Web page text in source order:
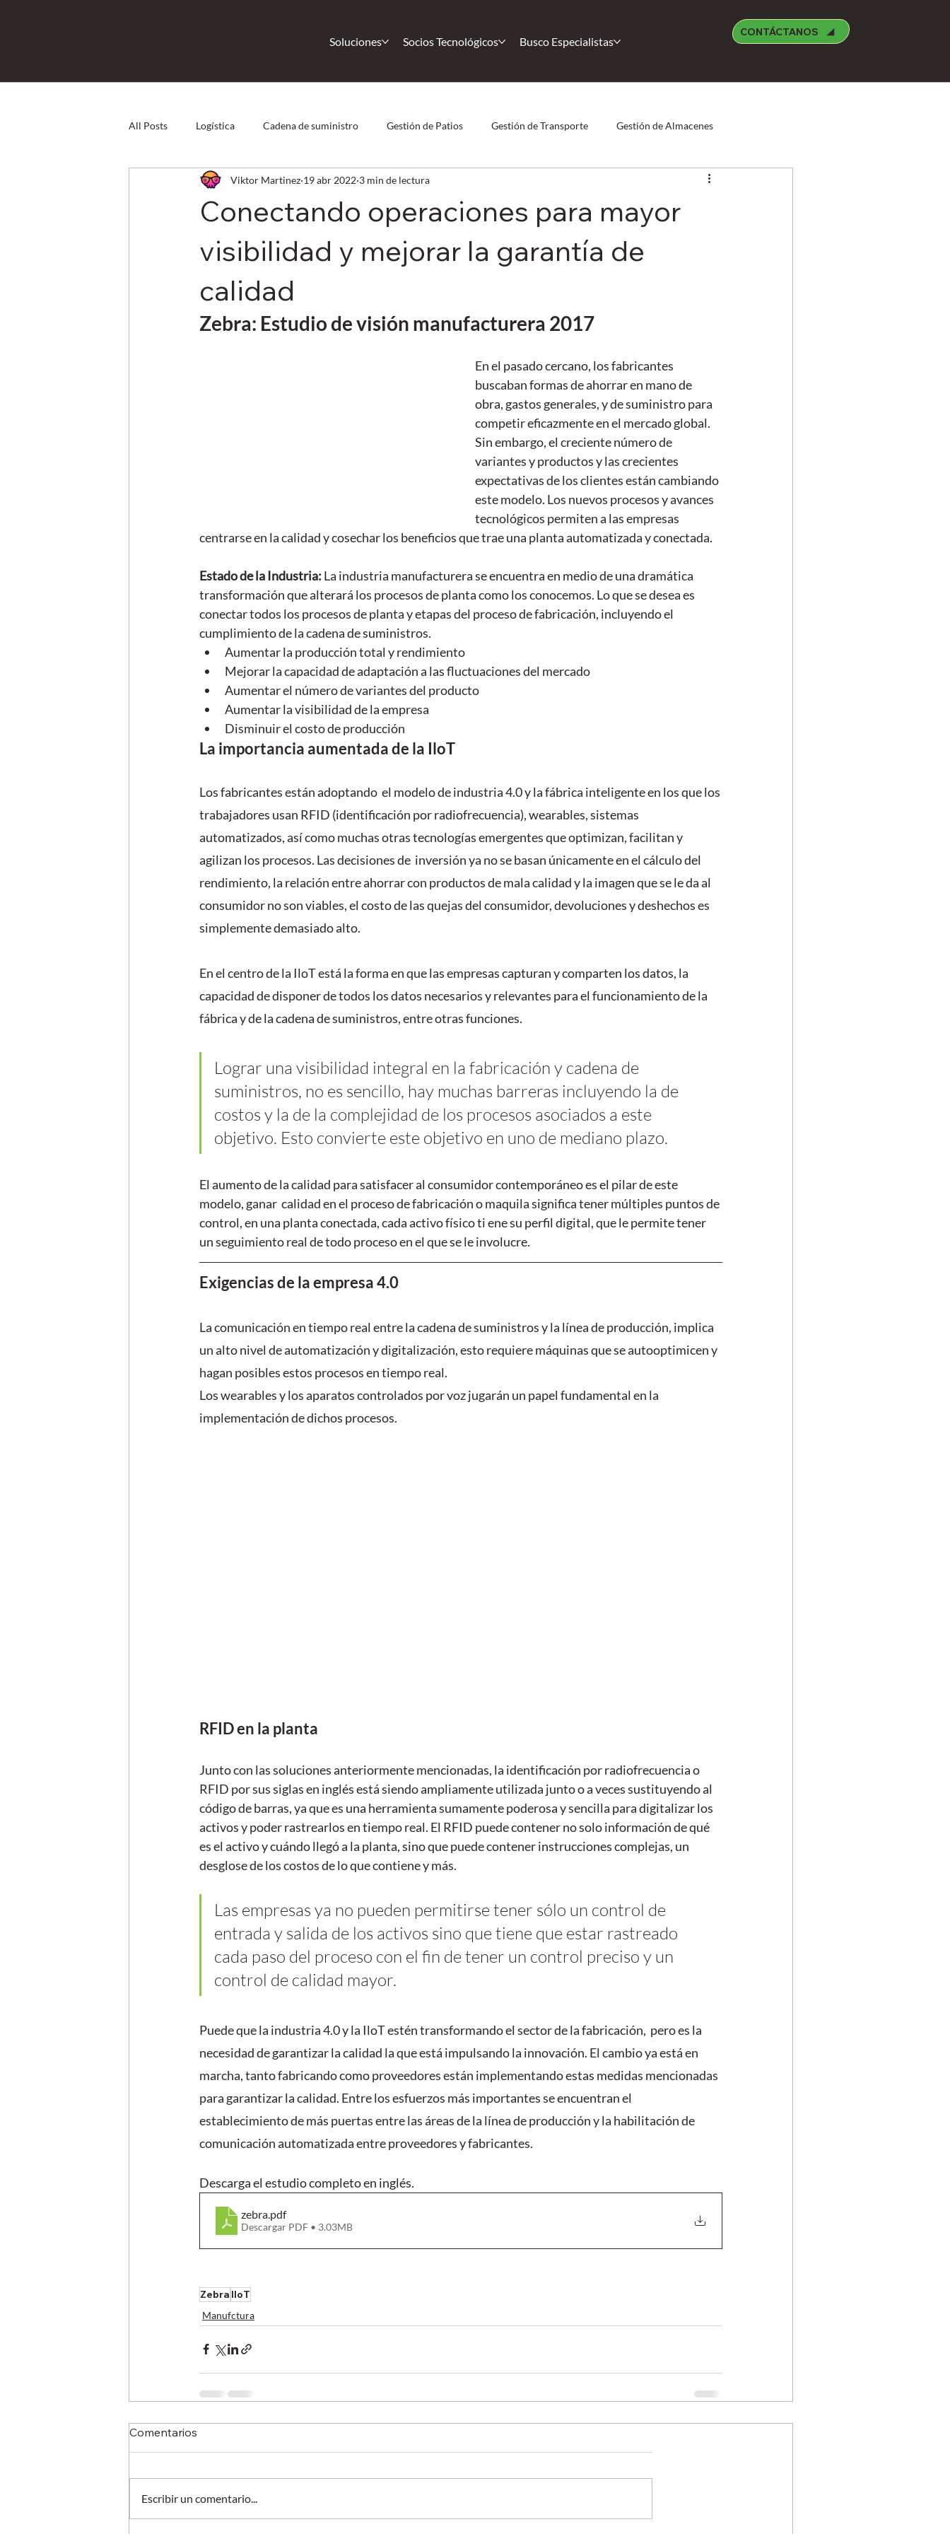
Soluciones Socios Tecnológicos Busco Especialistas
CONTÁCTANOS
All Posts Logística Cadena de suministro Gestión de Patios Gestión de Transporte Gestión de Almacenes
Direct Store Delivery Capital Humano COVID-19
Logística Inversa eCommerce Comunidad Nearshoring Freight Forwarder
Conectando operaciones para mayor
visibilidad y mejorar la garantía de
calidad
Viktor Martinez 19 abr 2022 3 min de lectura
Zebra: Estudio de visión manufacturera 2017
En el pasado cercano, los fabricantes
buscaban formas de ahorrar en mano de
obra, gastos generales, y de suministro para
competir eficazmente en el mercado global.
Sin embargo, el creciente número de
variantes y productos y las crecientes
expectativas de los clientes están cambiando
este modelo. Los nuevos procesos y avances
tecnológicos permiten a las empresas
centrarse en la calidad y cosechar los beneficios que trae una planta automatizada y conectada.
Estado de la Industria: La industria manufacturera se encuentra en medio de una dramática
transformación que alterará los procesos de planta como los conocemos. Lo que se desea es
conectar todos los procesos de planta y etapas del proceso de fabricación, incluyendo el
cumplimiento de la cadena de suministros.
Aumentar la producción total y rendimiento
Mejorar la capacidad de adaptación a las fluctuaciones del mercado
Aumentar el número de variantes del producto
Aumentar la visibilidad de la empresa
Disminuir el costo de producción
La importancia aumentada de la IloT
Los fabricantes están adoptando  el modelo de industria 4.0 y la fábrica inteligente en los que los
trabajadores usan RFID (identificación por radiofrecuencia), wearables, sistemas
automatizados, así como muchas otras tecnologías emergentes que optimizan, facilitan y
agilizan los procesos. Las decisiones de  inversión ya no se basan únicamente en el cálculo del
rendimiento, la relación entre ahorrar con productos de mala calidad y la imagen que se le da al
consumidor no son viables, el costo de las quejas del consumidor, devoluciones y deshechos es
simplemente demasiado alto.
En el centro de la IloT está la forma en que las empresas capturan y comparten los datos, la
capacidad de disponer de todos los datos necesarios y relevantes para el funcionamiento de la
fábrica y de la cadena de suministros, entre otras funciones.
Lograr una visibilidad integral en la fabricación y cadena de
suministros, no es sencillo, hay muchas barreras incluyendo la de
costos y la de la complejidad de los procesos asociados a este
objetivo. Esto convierte este objetivo en uno de mediano plazo.
El aumento de la calidad para satisfacer al consumidor contemporáneo es el pilar de este
modelo, ganar  calidad en el proceso de fabricación o maquila significa tener múltiples puntos de
control, en una planta conectada, cada activo físico ti ene su perfil digital, que le permite tener
un seguimiento real de todo proceso en el que se le involucre.
Exigencias de la empresa 4.0
La comunicación en tiempo real entre la cadena de suministros y la línea de producción, implica
un alto nivel de automatización y digitalización, esto requiere máquinas que se autooptimicen y
hagan posibles estos procesos en tiempo real.
Los wearables y los aparatos controlados por voz jugarán un papel fundamental en la
implementación de dichos procesos.
RFID en la planta
Junto con las soluciones anteriormente mencionadas, la identificación por radiofrecuencia o
RFID por sus siglas en inglés está siendo ampliamente utilizada junto o a veces sustituyendo al
código de barras, ya que es una herramienta sumamente poderosa y sencilla para digitalizar los
activos y poder rastrearlos en tiempo real. El RFID puede contener no solo información de qué
es el activo y cuándo llegó a la planta, sino que puede contener instrucciones complejas, un
desglose de los costos de lo que contiene y más.
Las empresas ya no pueden permitirse tener sólo un control de
entrada y salida de los activos sino que tiene que estar rastreado
cada paso del proceso con el fin de tener un control preciso y un
control de calidad mayor.
Puede que la industria 4.0 y la IloT estén transformando el sector de la fabricación,  pero es la
necesidad de garantizar la calidad la que está impulsando la innovación. El cambio ya está en
marcha, tanto fabricando como proveedores están implementando estas medidas mencionadas
para garantizar la calidad. Entre los esfuerzos más importantes se encuentran el
establecimiento de más puertas entre las áreas de la línea de producción y la habilitación de
comunicación automatizada entre proveedores y fabricantes.
Descarga el estudio completo en inglés.
zebra.pdf
Descargar PDF • 3.03MB
Zebra IloT
Manufctura
Comentarios
Escribir un comentario...